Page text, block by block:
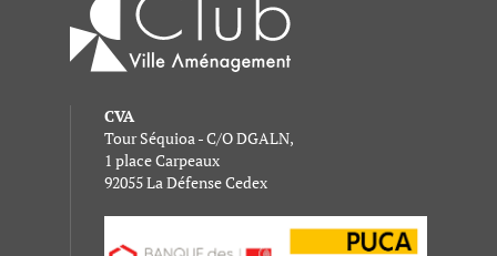
CVA
Tour Séquioa - C/O DGALN,
1 place Carpeaux
92055 La Défense Cedex